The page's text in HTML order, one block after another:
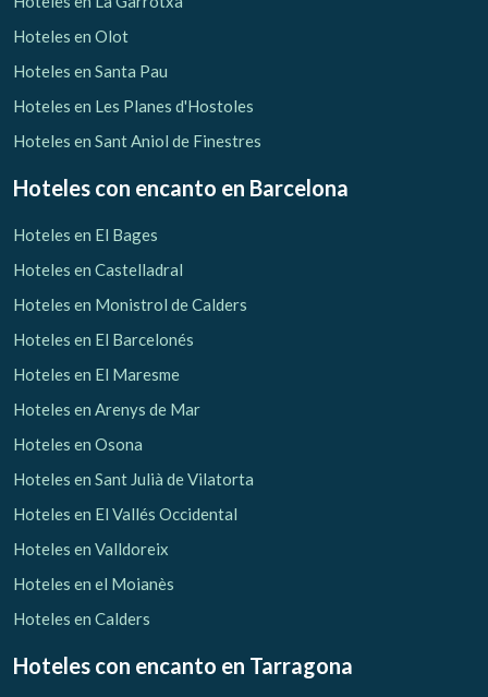
Verificar localizador
Hoteles en Olot
Hoteles en Santa Pau
Hoteles en Les Planes d'Hostoles
Hoteles en Sant Aniol de Finestres
Hoteles con encanto en Barcelona
Hoteles en El Bages
Hoteles en Castelladral
Hoteles en Monistrol de Calders
Hoteles en El Barcelonés
Hoteles en El Maresme
Hoteles en Arenys de Mar
Hoteles en Osona
Hoteles en Sant Julià de Vilatorta
Hoteles en El Vallés Occidental
Hoteles en Valldoreix
Hoteles en el Moianès
Hoteles en Calders
Hoteles con encanto en Tarragona